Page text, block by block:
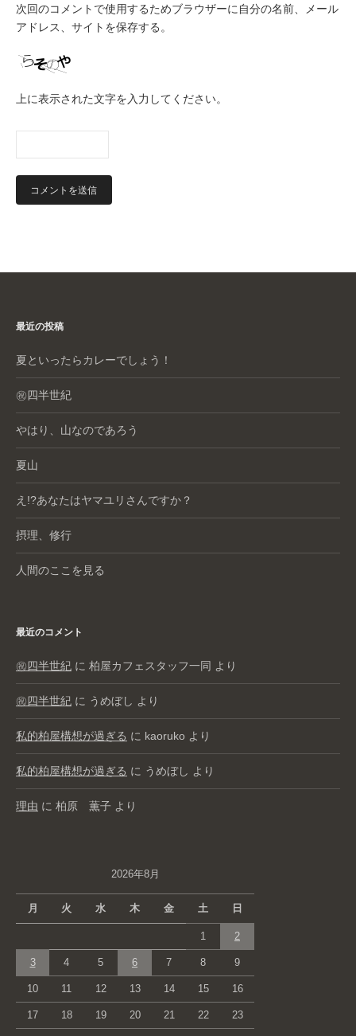
次回のコメントで使用するためブラウザーに自分の名前、メール
アドレス、サイトを保存する。
上に表示された文字を入力してください。
最近の投稿
夏といったらカレーでしょう！
㊗️四半世紀
やはり、山なのであろう
夏山
え!?あなたはヤマユリさんですか？
摂理、修行
人間のここを見る
最近のコメント
㊗️四半世紀 に 柏屋カフェスタッフ一同 より
㊗️四半世紀 に うめぼし より
私的柏屋構想が過ぎる に kaoruko より
私的柏屋構想が過ぎる に うめぼし より
理由 に 柏原 薫子 より
2026年8月
月 火 水 木 金 土 日
1 2
3 4 5 6 7 8 9
10 11 12 13 14 15 16
17 18 19 20 21 22 23